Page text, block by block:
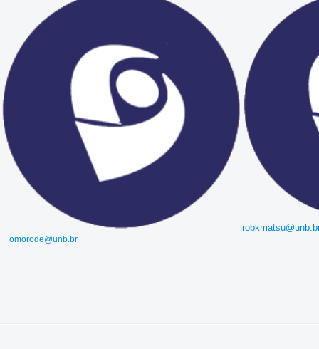
omorode@unb.br